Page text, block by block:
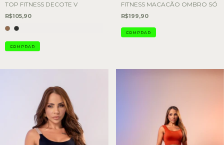
TOP FITNESS DECOTE V
R$105,90
COMPRAR
FITNESS MACACÃO OMBRO SÓ
R$199,90
COMPRAR